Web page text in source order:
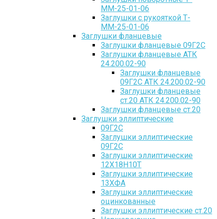
ММ-25-01-06
Заглушки с рукояткой Т-
ММ-25-01-06
Заглушки фланцевые
Заглушки фланцевые 09Г2С
Заглушки фланцевые АТК
24.200.02-90
Заглушки фланцевые
09Г2С АТК 24.200.02-90
Заглушки фланцевые
ст.20 АТК 24.200.02-90
Заглушки фланцевые ст.20
Заглушки эллиптические
09Г2С
Заглушки эллиптические
09Г2С
Заглушки эллиптические
12Х18Н10Т
Заглушки эллиптические
13ХФА
Заглушки эллиптические
оцинкованные
Заглушки эллиптические ст.20